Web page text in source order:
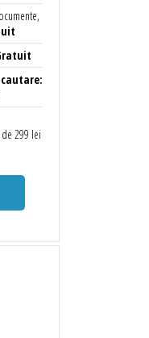
cautare:
de 299 lei